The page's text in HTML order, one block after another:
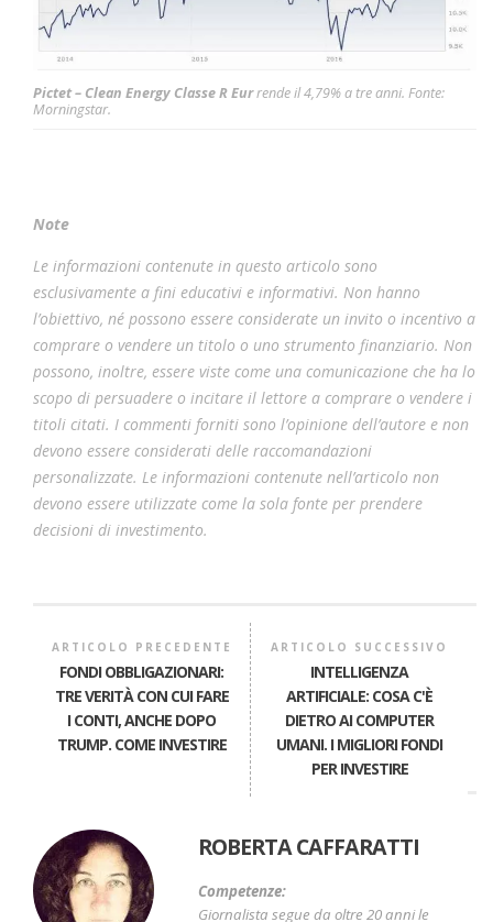
Pictet – Clean Energy Classe R Eurrende il 4,79% a tre anni. Fonte:
Morningstar.
Note
Le informazioni contenute in questo articolo sono
esclusivamente a fini educativi e informativi. Non hanno
l’obiettivo, né possono essere considerate un invito o incentivo a
comprare o vendere un titolo o uno strumento finanziario. Non
possono, inoltre, essere viste come una comunicazione che ha lo
scopo di persuadere o incitare il lettore a comprare o vendere i
titoli citati. I commenti forniti sono l’opinione dell’autore e non
devono essere considerati delle raccomandazioni
personalizzate. Le informazioni contenute nell’articolo non
devono essere utilizzate come la sola fonte per prendere
decisioni di investimento.
ARTICOLO PRECEDENTE
FONDI OBBLIGAZIONARI:
TRE VERITÀ CON CUI FARE
I CONTI, ANCHE DOPO
TRUMP. COME INVESTIRE
ARTICOLO SUCCESSIVO
INTELLIGENZA
ARTIFICIALE: COSA C'È
DIETRO AI COMPUTER
UMANI. I MIGLIORI FONDI
PER INVESTIRE
ROBERTA CAFFARATTI
Competenze:
Giornalista segue da oltre 20 anni le